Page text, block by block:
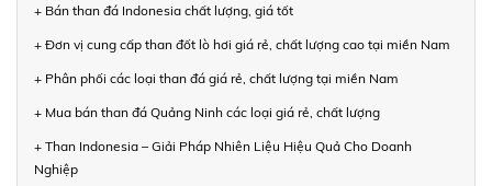
+ Bán than đá Indonesia chất lượng, giá tốt
+ Đơn vị cung cấp than đốt lò hơi giá rẻ, chất lượng cao tại miền Nam
+ Phân phối các loại than đá giá rẻ, chất lượng tại miền Nam
+ Mua bán than đá Quảng Ninh các loại giá rẻ, chất lượng
+ Than Indonesia – Giải Pháp Nhiên Liệu Hiệu Quả Cho Doanh
Nghiệp